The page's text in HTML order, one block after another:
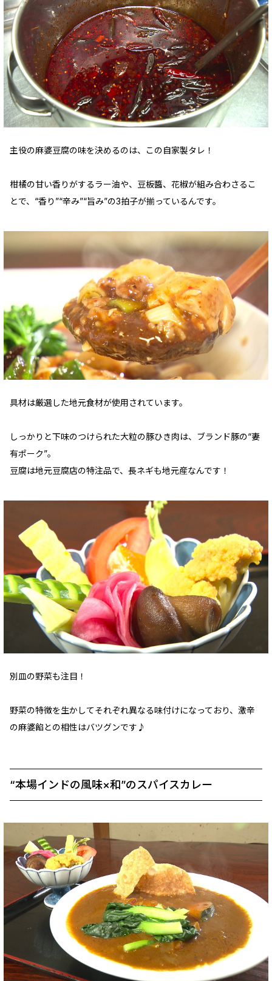
主役の麻婆豆腐の味を決めるのは、この自家製タレ！
柑橘の甘い香りがするラー油や、豆板醬、花椒が組み合わさるこ
とで、“香り”“辛み”“旨み”の3拍子が揃っているんです。
具材は厳選した地元食材が使用されています。
しっかりと下味のつけられた大粒の豚ひき肉は、ブランド豚の“妻
有ポーク”。
豆腐は地元豆腐店の特注品で、長ネギも地元産なんです！
別皿の野菜も注目！
野菜の特徴を生かしてそれぞれ異なる味付けになっており、激辛
の麻婆餡との相性はバツグンです♪
“本場インドの風味×和”のスパイスカレー